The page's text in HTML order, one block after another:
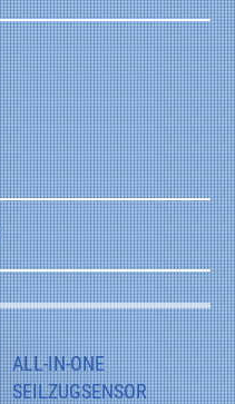
ALL-IN-ONE
SEILZUGSENSOR